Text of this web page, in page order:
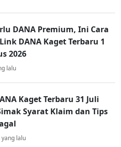
DANA Premium, Ini Cara
DANA Kaget Terbaru 1
2026
lalu
Kaget Terbaru 31 Juli
Syarat Klaim dan Tips
lalu